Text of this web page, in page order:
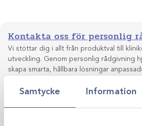
Samtycke Information
Kontakta oss för personlig
Vi stöttar dig i allt från produktval till
utveckling. Genom personlig rådgivning
skapa smarta, hållbara lösningar